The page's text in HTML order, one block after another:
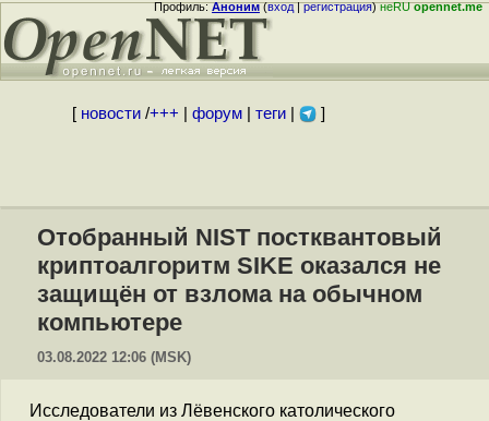
Профиль:Аноним(вход|регистрация)неRUopennet.me
[ новости/+++ форум| теги| ]
Отобранный NIST постквантовый
криптоалгоритм SIKE оказался не
защищён от взлома на обычном
компьютере
03.08.2022 12:06 (MSK)
Исследователи из Лёвенского католического